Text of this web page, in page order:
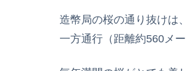
造幣局の桜の通り抜けは
一方通行（距離約560メー